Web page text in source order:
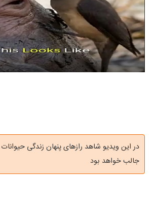
در این ویدیو شاهد رازهای پنهان زندگی
جالب خواهد بود